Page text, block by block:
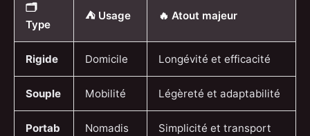
🗂️
Type
⛺ Usage 🔥 Atout majeur
Rigide Domicile Longévité et efficacité
Souple Mobilité Légèreté et adaptabilité
Portab
Nomadis
Simplicité et transport